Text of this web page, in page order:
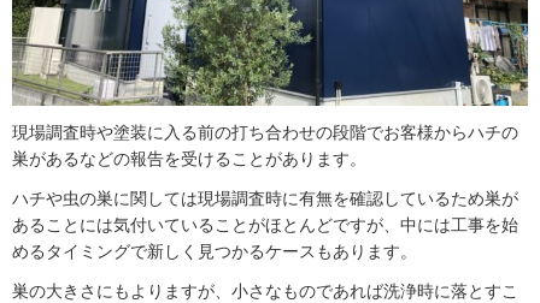
現場調査時や塗装に入る前の打ち合わせの段階でお客様からハチの
巣があるなどの報告を受けることがあります。
ハチや虫の巣に関しては現場調査時に有無を確認しているため巣が
あることには気付いていることがほとんどですが、中には工事を始
めるタイミングで新しく見つかるケースもあります。
巣の大きさにもよりますが、小さなものであれば洗浄時に落とすこ